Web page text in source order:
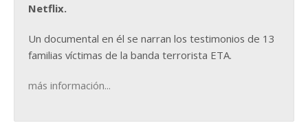
Netflix.
Un documental en él se narran los testimonios de 13
familias víctimas de la banda terrorista ETA.
más información...